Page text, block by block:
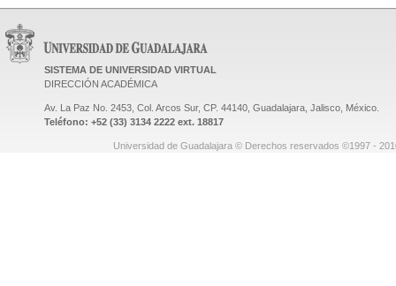
SISTEMA DE UNIVERSIDAD VIRTUAL
DIRECCIÓN ACADÉMICA
Av. La Paz No. 2453, Col. Arcos Sur, CP. 44140, Guadalajara, Jalisco, México.
Teléfono: +52 (33) 3134 2222 ext. 18817
Universidad de Guadalajara © Derechos reservados ©1997 -